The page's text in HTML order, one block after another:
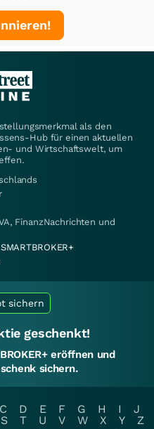
als den
Hub für einen aktuellen
und Wirtschaftswelt, um
FinanzNachrichten und
SMARTBROKER+
sichern
geschenkt!
eröffnen und
sichern.
C D E F G H I
J
S T U V W X Y
Z